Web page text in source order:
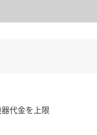
代金を上限